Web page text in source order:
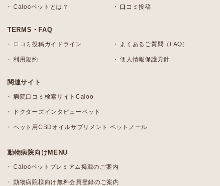
Calooペットとは？ 口コミ投稿
TERMS・FAQ
口コミ投稿ガイドライン よくあるご質問（FAQ）
利用規約 個人情報保護方針
関連サイト
病院口コミ検索サイトCaloo
ドクターズインタビューペット
ペット用CBDオイルサプリメント ペットノール
動物病院向けMENU
Calooペットプレミアム掲載のご案内
動物病院様向け無料会員登録のご案内